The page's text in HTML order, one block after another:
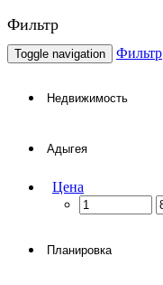
Фильтр
Toggle navigation Фильтр
Цена